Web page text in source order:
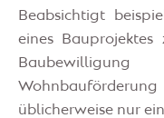
Beabsichtigt
eines
üblicherweise nur